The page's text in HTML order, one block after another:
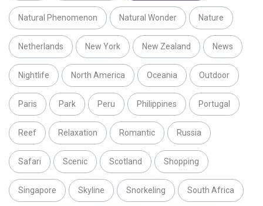
Natural Phenomenon Natural Wonder Nature
Netherlands New York New Zealand News
Nightlife North America Oceania Outdoor
Paris Park Peru Philippines Portugal
Reef Relaxation Romantic Russia
Safari Scenic Scotland Shopping
Singapore Skyline Snorkeling South Africa